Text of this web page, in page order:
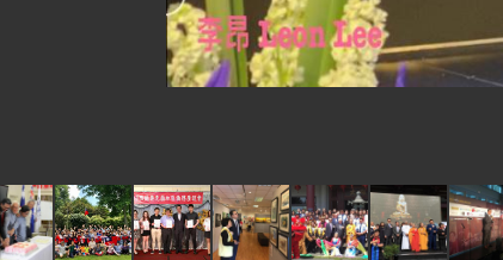
臺美經貿談判獲階段性成果 卓揆期
卓揆：臺美關稅談判階段性結果有助
外交部與數位發展部攜手合作，整
外交部長林佳龍主持第35次「參與
民調顯示多數國人滿意政府外交表現